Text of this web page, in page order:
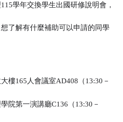
學年交換學生出國研修說明會，
了解有什麼補助可以申請的同學
樓165人會議室AD408（13:30－
院第一演講廳C136（13:30－